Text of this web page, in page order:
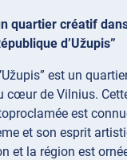
quartier créatif
d’Užupis”
est un
cœur de Vilnius.
est
et son esprit
et la région est